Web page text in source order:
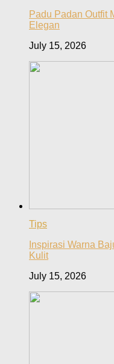
Padu Padan Outfit
Elegan
July 15, 2026
Tips
Inspirasi Warna
Kulit
July 15, 2026